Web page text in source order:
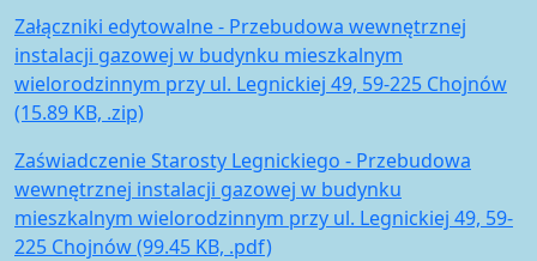
Załączniki edytowalne - Przebudowa wewnętrznej
instalacji gazowej w budynku mieszkalnym
wielorodzinnym przy ul. Legnickiej 49, 59-225 Chojnów
(15.89 KB, .zip)
Zaświadczenie Starosty Legnickiego - Przebudowa
wewnętrznej instalacji gazowej w budynku
mieszkalnym wielorodzinnym przy ul. Legnickiej 49, 59-
225 Chojnów (99.45 KB, .pdf)